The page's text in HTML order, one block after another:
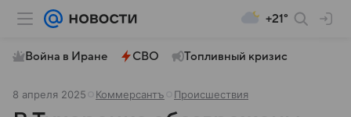
+21°
Война в Иране СВО Топливный кризис
8 апреля 2025 Коммерсантъ Происшествия